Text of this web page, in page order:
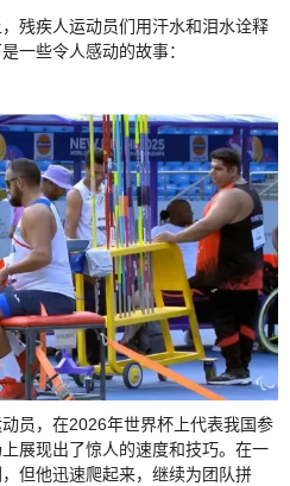
残疾人运动员们用汗水和泪水诠释
一些令人感动的故事：
员，在2026年世界杯上代表我国参
展现出了惊人的速度和技巧。在一
但他迅速爬起来，继续为团队拼